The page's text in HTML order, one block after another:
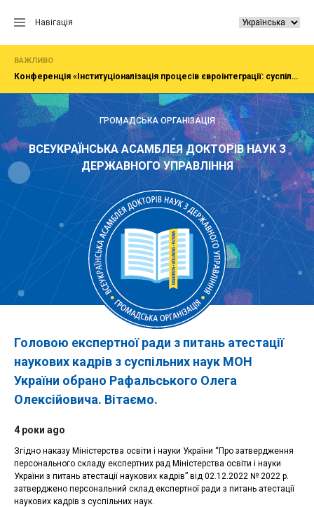
Навігація
ВАЖЛИВО
Конференція «Інституціоналізація процесів євроінтеграції: суспільство, економіка, адміністрування»
ГРОМАДСЬКА ОРГАНІЗАЦІЯ
ВСЕУКРАЇНСЬКА АСАМБЛЕЯ ДОКТОРІВ НАУК З
ДЕРЖАВНОГО УПРАВЛІННЯ
Головою експертної ради з питань атестації
наукових кадрів з суспільних наук МОН
України обрано Рафальського Олега
Олексійовича. Вітаємо.
4 роки ago
Згідно наказу Міністерства освіти і науки України “Про затвердження
персонального складу експертних рад Міністерства освіти і науки
України з питань атестації наукових кадрів” від 02.12.2022 № 2022 р.
затверджено персональний склад експертної ради з питань атестації
наукових кадрів з суспільних наук.